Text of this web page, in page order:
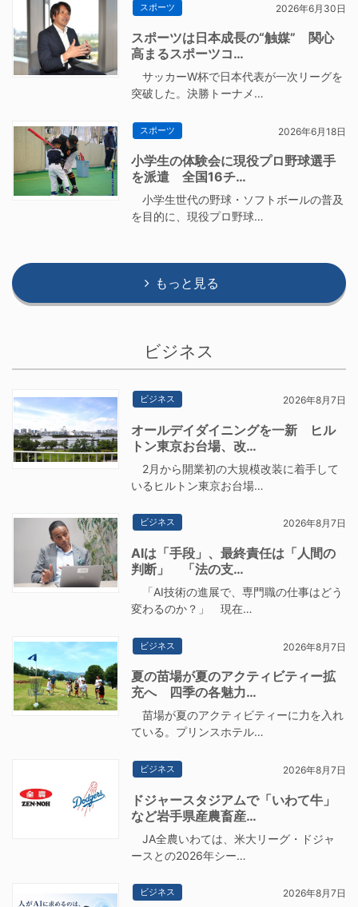
スポーツ 2026年6月30日
スポーツは日本成長の“触媒” 関心
高まるスポーツコ…
サッカーW杯で日本代表が一次リーグを
突破した。決勝トーナメ…
スポーツ 2026年6月18日
小学生の体験会に現役プロ野球選手
を派遣 全国16チ…
小学生世代の野球・ソフトボールの普及
を目的に、現役プロ野球…
もっと見る
ビジネス
ビジネス 2026年8月7日
オールデイダイニングを一新 ヒル
トン東京お台場、改…
2月から開業初の大規模改装に着手して
いるヒルトン東京お台場…
ビジネス 2026年8月7日
AIは「手段」、最終責任は「人間の
判断」 「法の支…
「AI技術の進展で、専門職の仕事はどう
変わるのか？」 現在…
ビジネス 2026年8月7日
夏の苗場が夏のアクティビティー拡
充へ 四季の各魅力…
苗場が夏のアクティビティーに力を入れ
ている。プリンスホテル…
ビジネス 2026年8月7日
ドジャースタジアムで「いわて牛」
など岩手県産農畜産…
JA全農いわては、米大リーグ・ドジャ
ースとの2026年シー…
ビジネス 2026年8月7日